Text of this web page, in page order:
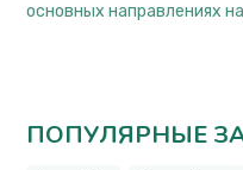
основных направлениях
ПОПУЛЯРНЫЕ